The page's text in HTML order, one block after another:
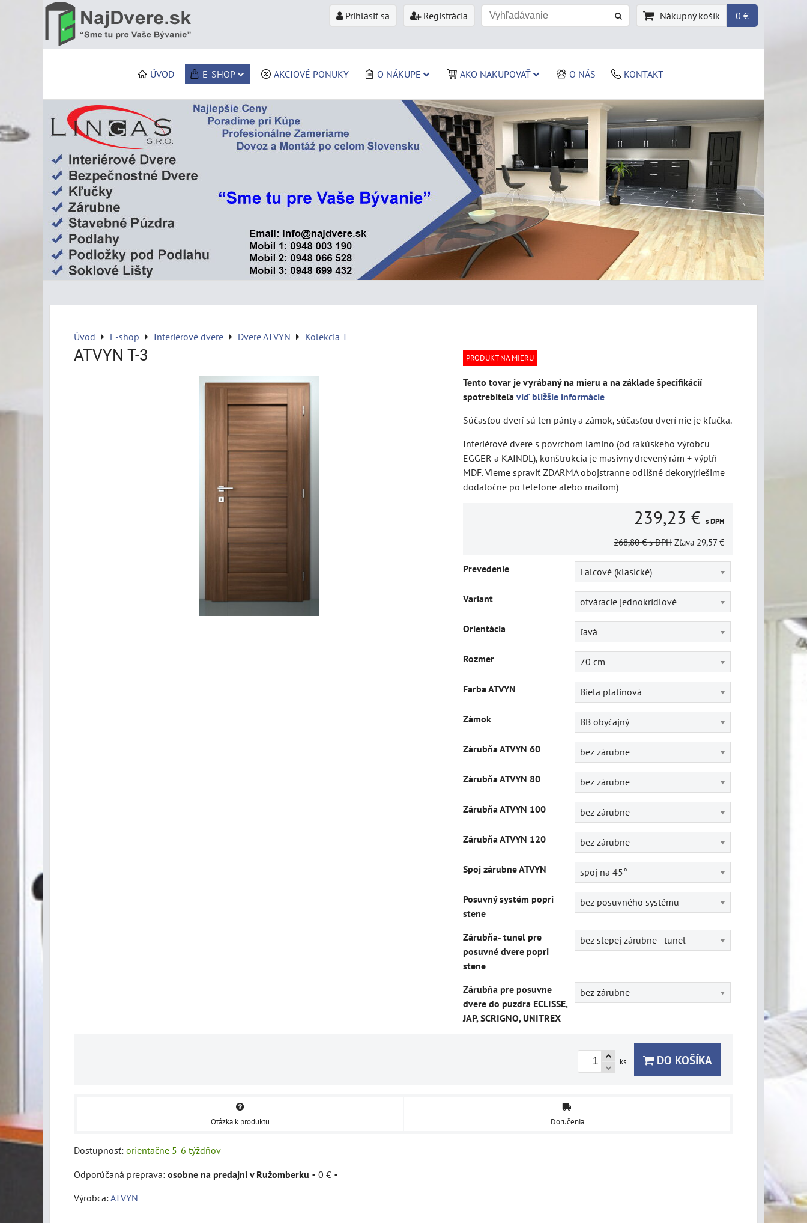
Prihlásiť sa Registrácia Nákupný košík 0 €
ÚVOD E-SHOP AKCIOVÉ PONUKY O NÁKUPE AKO NAKUPOVAŤ O NÁS KONTAKT
Úvod E-shop Interiérové dvere Dvere ATVYN Kolekcia T
ATVYN T-3 PRODUKT NA MIERU
Tento tovar je vyrábaný na mieru a na základe špecifikácií
spotrebiteľa viď bližšie informácie
Súčasťou dverí sú len pánty a zámok, súčasťou dverí nie je kľučka.
Interiérové dvere s povrchom lamino (od rakúskeho výrobcu
EGGER a KAINDL), konštrukcia je masívny drevený rám + výplň
MDF. Vieme spraviť ZDARMA obojstranne odlišné dekory(riešime
dodatočne po telefone alebo mailom)
239,23 € s DPH
268,80 € s DPH Zľava 29,57 €
Prevedenie Falcové (klasické)
Variant otváracie jednokrídlové
Orientácia ľavá
Rozmer 70 cm
Farba ATVYN Biela platinová
Zámok BB obyčajný
Zárubňa ATVYN 60 bez zárubne
Zárubňa ATVYN 80 bez zárubne
Zárubňa ATVYN 100 bez zárubne
Zárubňa ATVYN 120 bez zárubne
Spoj zárubne ATVYN spoj na 45°
Posuvný systém popri
stene
bez posuvného systému
Zárubňa- tunel pre
posuvné dvere popri
stene
bez slepej zárubne - tunel
Zárubňa pre posuvne
dvere do puzdra ECLISSE,
JAP, SCRIGNO, UNITREX
bez zárubne
ks DO KOŠÍKA
Otázka k produktu Doručenia
Dostupnosť: orientačne 5-6 týždňov
osobne na predajni v Ružomberku • 0 € •
Výrobca:ATVYN